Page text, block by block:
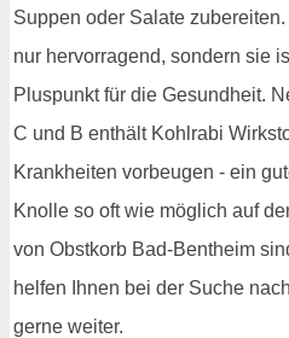
Suppen oder Salate
nur hervorragend, sondern sie
Pluspunkt für die Gesundheit.
C und B enthält Kohlrabi
Krankheiten vorbeugen - ein
Knolle so oft wie möglich auf
von Obstkorb Bad-Bentheim
helfen Ihnen bei der Suche
gerne weiter.